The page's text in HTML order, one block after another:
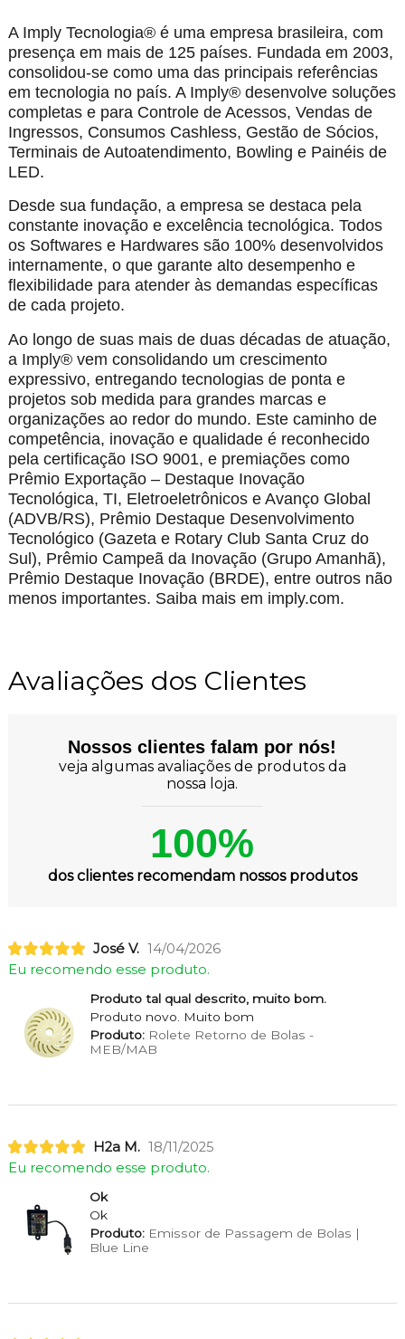
A Imply Tecnologia® é uma empresa brasileira, com
presença em mais de 125 países. Fundada em 2003,
consolidou-se como uma das principais referências
em tecnologia no país. A Imply® desenvolve soluções
completas e para Controle de Acessos, Vendas de
Ingressos, Consumos Cashless, Gestão de Sócios,
Terminais de Autoatendimento, Bowling e Painéis de
LED.
Desde sua fundação, a empresa se destaca pela
constante inovação e excelência tecnológica. Todos
os Softwares e Hardwares são 100% desenvolvidos
internamente, o que garante alto desempenho e
flexibilidade para atender às demandas específicas
de cada projeto.
Ao longo de suas mais de duas décadas de atuação,
a Imply® vem consolidando um crescimento
expressivo, entregando tecnologias de ponta e
projetos sob medida para grandes marcas e
organizações ao redor do mundo. Este caminho de
competência, inovação e qualidade é reconhecido
pela certificação ISO 9001, e premiações como
Prêmio Exportação – Destaque Inovação
Tecnológica, TI, Eletroeletrônicos e Avanço Global
(ADVB/RS), Prêmio Destaque Desenvolvimento
Tecnológico (Gazeta e Rotary Club Santa Cruz do
Sul), Prêmio Campeã da Inovação (Grupo Amanhã),
Prêmio Destaque Inovação (BRDE), entre outros não
menos importantes. Saiba mais em imply.com.
Avaliações dos Clientes
Nossos clientes falam por nós!
veja algumas avaliações de produtos da
nossa loja.
100%
dos clientes recomendam nossos produtos
José V. 14/04/2026
Eu recomendo esse produto.
Produto tal qual descrito, muito bom.
Produto novo. Muito bom
Produto:Rolete Retorno de Bolas -
MEB/MAB
H2a M. 18/11/2025
Eu recomendo esse produto.
Ok
Ok
Produto:Emissor de Passagem de Bolas |
Blue Line